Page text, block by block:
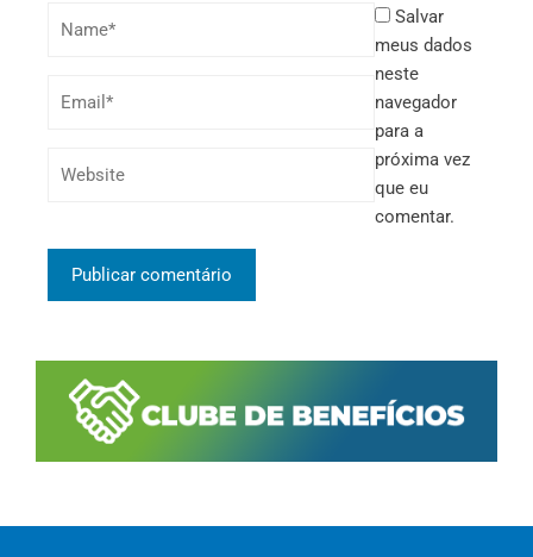
Salvar
meus dados
neste
navegador
para a
próxima vez
que eu
comentar.